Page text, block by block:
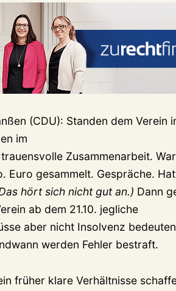
(CDU): Standen dem Verein
im
Zusammenarbeit.
Euro gesammelt. Gespräche.
hört sich nicht gut an.) Dann
ab dem 21.10. jegliche
aber nicht Insolvenz
werden Fehler bestraft.
früher klare Verhältnisse